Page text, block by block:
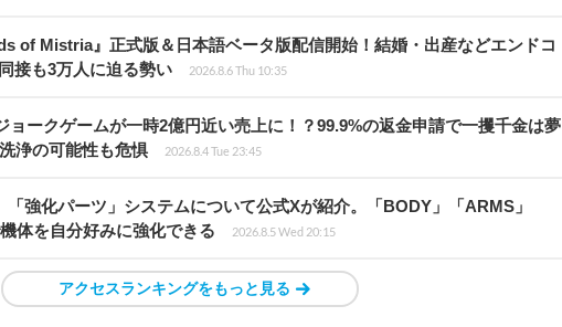
of Mistria』正式版＆日本語ベータ版配信開始！結婚・出産などエンドコ
接も3万人に迫る勢い
2026.8.6 Thu 10:35
ョークゲームが一時2億円近い売上に！？99.9%の返金申請で一攫千金は夢
浄の可能性も危惧
2026.8.4 Tue 23:45
「強化パーツ」システムについて公式Xが紹介。「BODY」「ARMS」
体を自分好みに強化できる
2026.8.5 Wed 20:15
アクセスランキングをもっと見る